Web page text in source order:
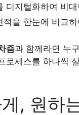
디지털화하여 비
적을 한눈에 비교
즘과 함께라면 누
로세스를 하나씩
, 원하